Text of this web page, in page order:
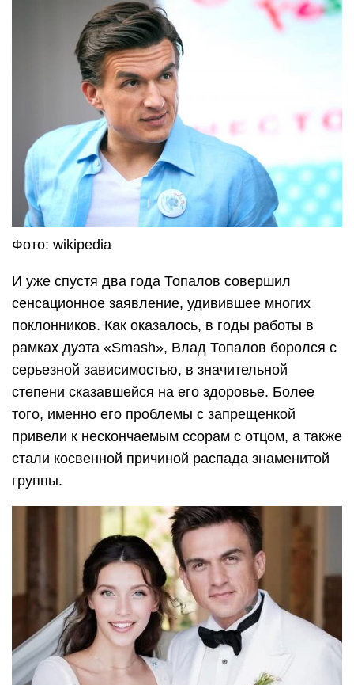
Фото: wikipedia
И уже спустя два года Топалов совершил
сенсационное заявление, удивившее многих
поклонников. Как оказалось, в годы работы в
рамках дуэта «Smash», Влад Топалов боролся с
серьезной зависимостью, в значительной
степени сказавшейся на его здоровье. Более
того, именно его проблемы с запрещенкой
привели к нескончаемым ссорам с отцом, а также
стали косвенной причиной распада знаменитой
группы.